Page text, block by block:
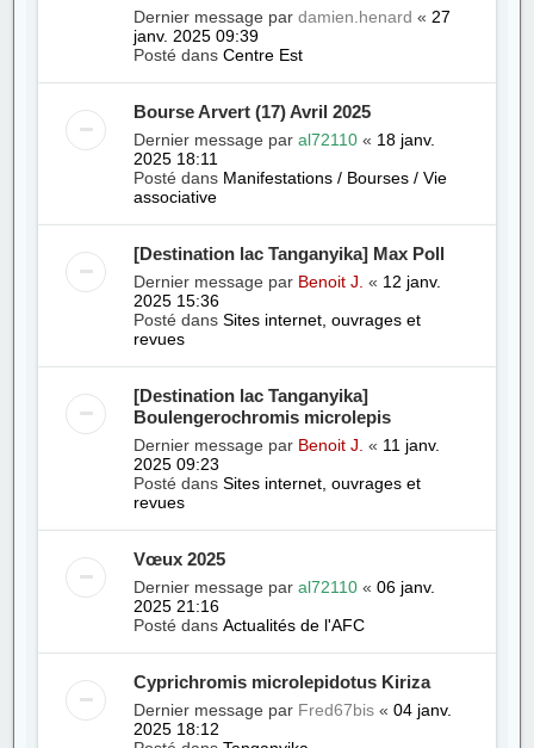
Dernier message pardamien.henard « 27
janv. 2025 09:39
Posté dansCentre Est
Bourse Arvert (17) Avril 2025
Dernier message paral72110 « 18 janv.
2025 18:11
Posté dans Manifestations / Bourses / Vie
associative
[Destination lac Tanganyika] Max Poll
Dernier message par Benoit J. « 12 janv.
2025 15:36
Posté dansSites internet, ouvrages et
revues
[Destination lac Tanganyika]
Boulengerochromis microlepis
Dernier message par Benoit J. « 11 janv.
2025 09:23
Posté dansSites internet, ouvrages et
revues
Vœux 2025
Dernier message paral72110 «06 janv.
2025 21:16
Posté dansActualités de l'AFC
Cyprichromis microlepidotus Kiriza
Dernier message par Fred67bis «04 janv.
2025 18:12